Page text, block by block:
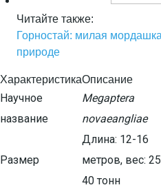
Читайте также:
Горностай: милая
природе
ХарактеристикаОписание
Научное
название
Megaptera
novaeangliae
Размер
Длина: 12-16
метров, вес:
40 тонн